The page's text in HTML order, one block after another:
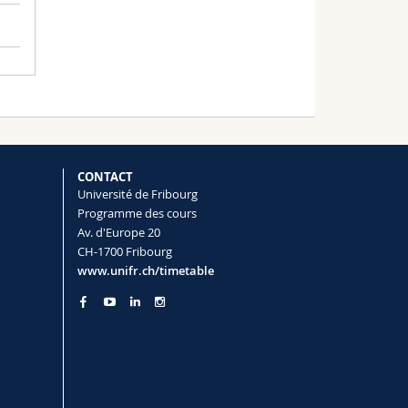
CONTACT
Université de Fribourg
Programme des cours
Av. d'Europe 20
CH-1700 Fribourg
www.unifr.ch/timetable